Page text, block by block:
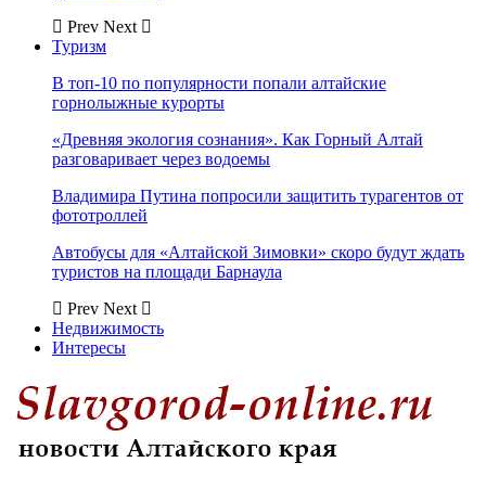
Prev Next
Туризм
В топ-10 по популярности попали алтайские
горнолыжные курорты
«Древняя экология сознания». Как Горный Алтай
разговаривает через водоемы
Владимира Путина попросили защитить турагентов от
фототроллей
Автобусы для «Алтайской Зимовки» скоро будут ждать
туристов на площади Барнаула
Prev Next
Недвижимость
Интересы